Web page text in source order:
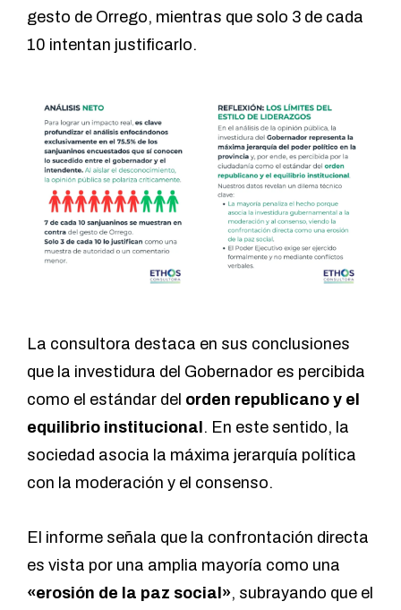
gesto de Orrego, mientras que solo 3 de cada
10 intentan justificarlo.
La consultora destaca en sus conclusiones
que la investidura del Gobernador es percibida
como el estándar del orden republicano y el
equilibrio institucional. En este sentido, la
sociedad asocia la máxima jerarquía política
con la moderación y el consenso.
El informe señala que la confrontación directa
es vista por una amplia mayoría como una
«erosión de la paz social», subrayando que el